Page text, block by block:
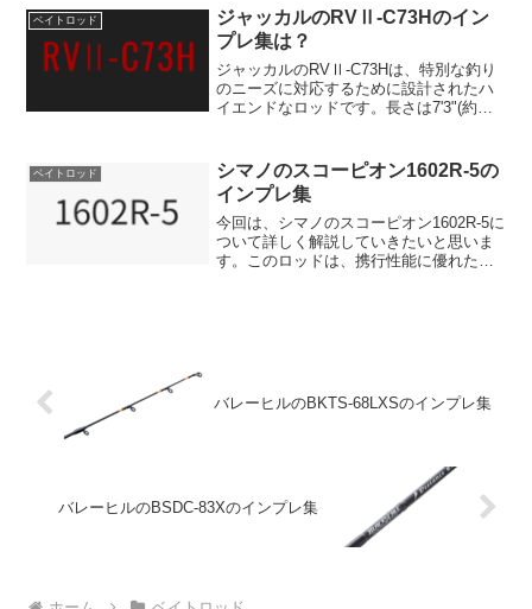
この長さは、難しいキャストも容易にこ
なすこ...
ベイトロッド
ジャッカルのRVⅡ-C73Hのイン
プレ集は？
ジャッカルのRVⅡ-C73Hは、特別な釣り
のニーズに対応するために設計されたハ
イエンドなロッドです。長さは7'3"(約
はわずか120.8gで、非常に軽量です...
ベイトロッド
シマノのスコーピオン1602R-5の
インプレ集
今回は、シマノのスコーピオン1602R-5に
ついて詳しく解説していきたいと思いま
す。このロッドは、携行性能に優れたテ
バレーヒルのBKTS-68LXSのインプレ集
バレーヒルのBSDC-83Xのインプレ集